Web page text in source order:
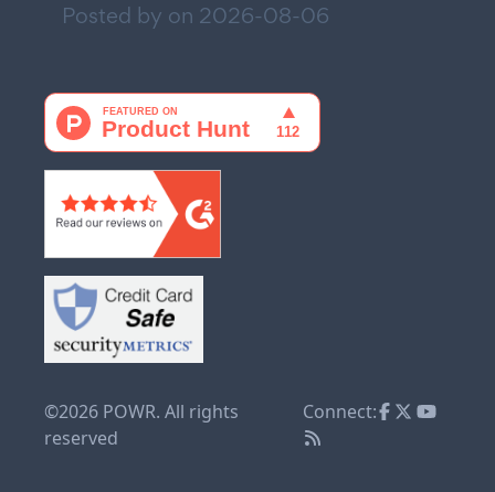
Posted by on 2026-08-06
©2026 POWR. All rights
reserved
Connect: